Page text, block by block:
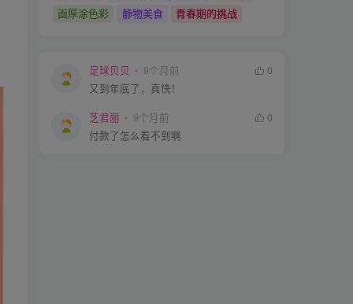
面厚涂色彩
静物美食 青春期的挑战
足球贝贝 9个月前
0
又到年底了，真快！
芝君丽 9个月前
0
付款了怎么看不到啊